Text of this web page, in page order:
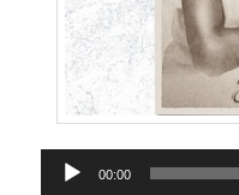
Reproductor
d'àudio
00:00